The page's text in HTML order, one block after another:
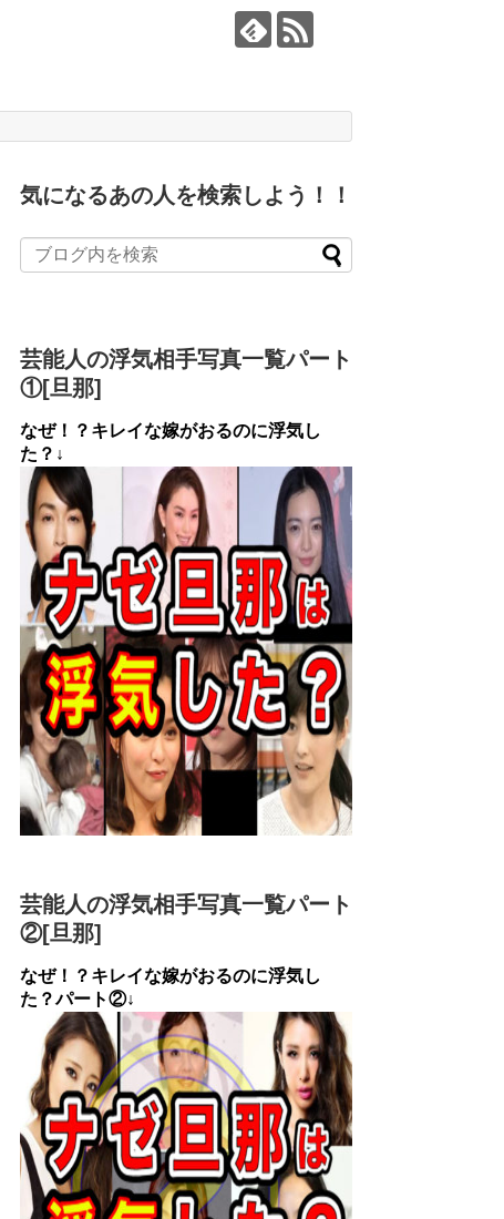
気になるあの人を検索しよう！！
芸能人の浮気相手写真一覧パート
①[旦那]
なぜ！？キレイな嫁がおるのに浮気し
た？↓
芸能人の浮気相手写真一覧パート
②[旦那]
なぜ！？キレイな嫁がおるのに浮気し
た？パート②↓